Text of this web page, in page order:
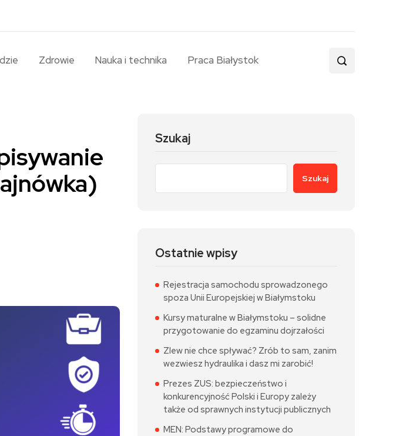
Zdrowie Nauka i technika Praca Białystok
Szukaj
Szukaj
Ostatnie wpisy
Rejestracja samochodu sprowadzonego
spoza Unii Europejskiej w Białymstoku
Kursy maturalne w Białymstoku – solidne
przygotowanie do egzaminu dojrzałości
Zlew nie chce spływać? Zrób to sam, zanim
wezwiesz hydraulika i dasz mi zarobić!
Prezes ZUS: bezpieczeństwo i
konkurencyjność Polski i Europy zależy
także od sprawnych instytucji publicznych
MEN: Podstawy programowe do